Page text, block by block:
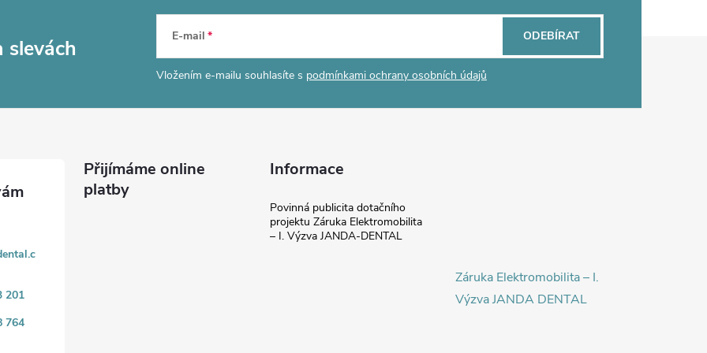
slevách E-mail
Vložením e-mailu souhlasíte s podmínkami ochrany osobních údajů
ODEBÍRAT
201
764
Přijímáme online
platby
Informace
Povinná publicita dotačního
projektu Záruka Elektromobilita
– I. Výzva JANDA-DENTAL
Záruka Elektromobilita – I.
Výzva JANDA DENTAL